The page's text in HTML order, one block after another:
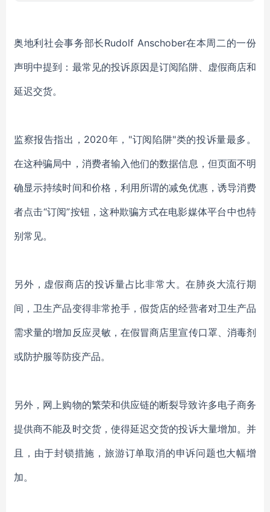
奥地利社会事务部长Rudolf Anschober在本周二的一份
声明中提到 ：最常见的投诉原因是订阅陷阱、 虚假商店和
延迟交货。
监察报告指出， 2020年，"订阅陷阱"类的投诉量最多。
在这种骗局中，消费者输入他们的数据信息 ， 但页面不明
确显示持续时间和价格 ， 利用所谓的减免优惠， 诱导消费
者点击“订阅”按钮，这种欺骗方式在电影媒体平台中也特
别常见。
另外，虚假商店的投诉量占比非常大。在肺炎大流行期
间，卫生产品变得非常抢手，假货店的经营者对卫生产品
需求量的增加反应灵敏 ， 在假冒商店里宣传口罩、消毒剂
或防护服等防疫产品。
另外， 网上购物的繁荣和供应链的断裂导致许多电子商务
提供商不能及时交货，使得延迟交货的投诉大量增加。并
且，由于封锁措施，旅游订单取消的申诉问题也大幅增
加。